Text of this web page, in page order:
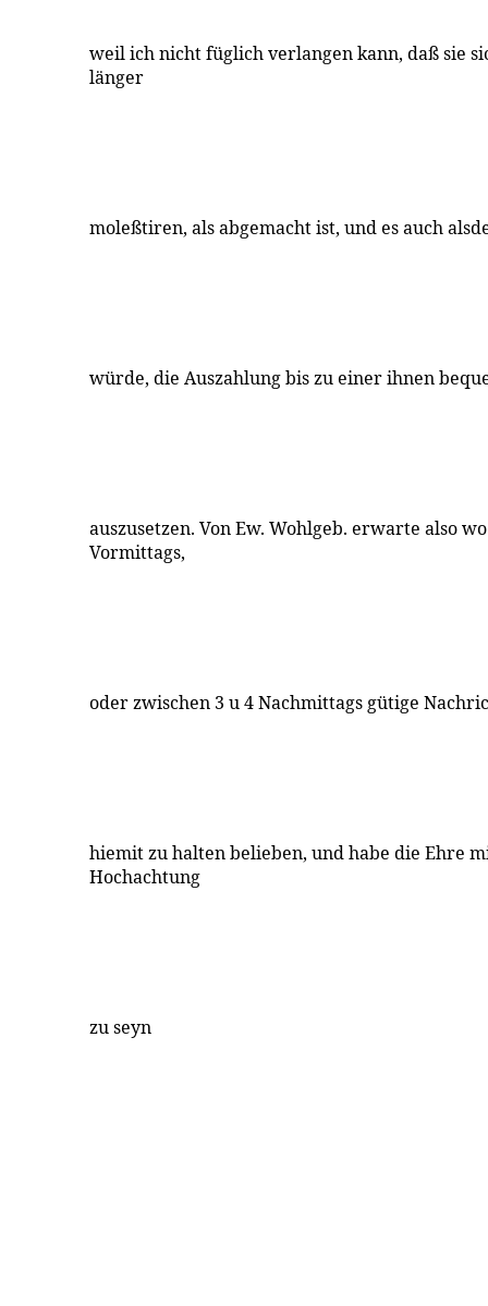
weil ich nicht füglich verlangen kann, daß sie
länger
moleßtiren, als abgemacht ist, und es auch
würde, die Auszahlung bis zu einer ihnen
auszusetzen. Von Ew. Wohlgeb. erwarte also
Vormittags,
oder zwischen 3 u 4 Nachmittags gütige
hiemit zu halten belieben, und habe die Ehre
Hochachtung
zu seyn